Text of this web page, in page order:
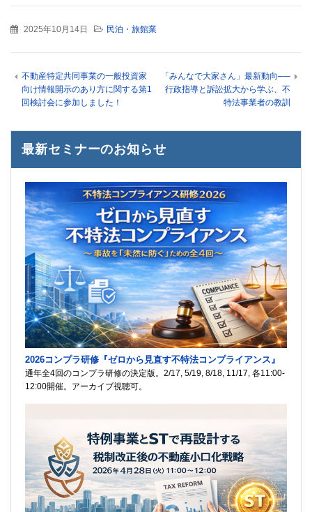
2025年10月14日 民泊・旅館業
不動産特定共同事業の一般投資家
向け情報開示のあり方に関する第1
回検討会に参加しました！
「みんなで大家さん」最新動向──
行政指導と訴訟拡大から学ぶ、不
特法事業者の教訓
最新セミナーのお知らせ
2026コンプラ研修『ゼロから見直す不特法コンプライアンス』
通年全4回のコンプラ研修の決定版。2/17, 5/19, 8/18, 11/17, 各11:00-
12:00開催。アーカイブ視聴可。